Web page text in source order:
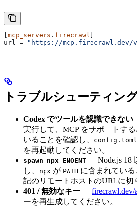
mcp_servers . firecrawl
url = "https://mcp.firecrawl.dev/
トラブルシューティン
Codex でツールを認識できない
実行して、MCP をサポートす
いることを確認し、
config.toml
を再起動してください。
spawn npx ENOENT — Node.js 18
し、
npx が PATH に含まれてい
記のリモートホストのURLに切
401 / 無効なキー — firecrawl.dev/
ーを再生成してください。